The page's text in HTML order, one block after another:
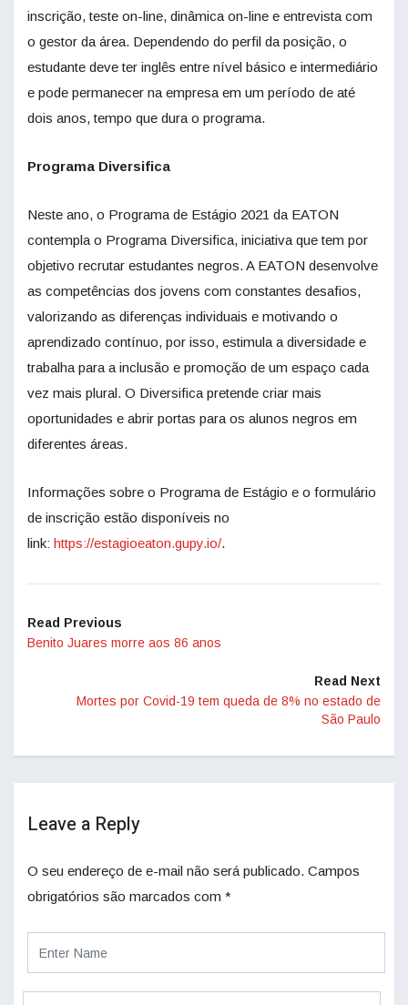
inscrição, teste on-line, dinâmica on-line e entrevista com
o gestor da área. Dependendo do perfil da posição, o
estudante deve ter inglês entre nível básico e intermediário
e pode permanecer na empresa em um período de até
dois anos, tempo que dura o programa.
Programa Diversifica
Neste ano, o Programa de Estágio 2021 da EATON
contempla o Programa Diversifica, iniciativa que tem por
objetivo recrutar estudantes negros. A EATON desenvolve
as competências dos jovens com constantes desafios,
valorizando as diferenças individuais e motivando o
aprendizado contínuo, por isso, estimula a diversidade e
trabalha para a inclusão e promoção de um espaço cada
vez mais plural. O Diversifica pretende criar mais
oportunidades e abrir portas para os alunos negros em
diferentes áreas.
Informações sobre o Programa de Estágio e o formulário
de inscrição estão disponíveis no
link: https://estagioeaton.gupy.io/.
Read Previous
Benito Juares morre aos 86 anos
Read Next
Mortes por Covid-19 tem queda de 8% no estado de
São Paulo
Leave a Reply
O seu endereço de e-mail não será publicado. Campos
obrigatórios são marcados com *